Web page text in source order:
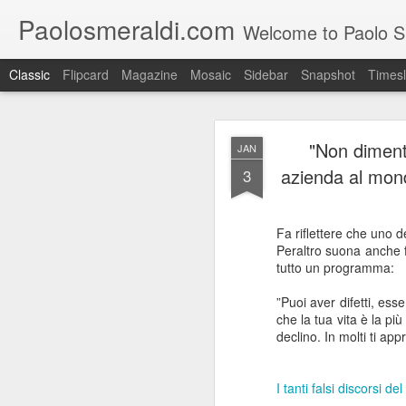
JAN
3
"Non
azienda al
Fa riflettere che uno
Peraltro suona
tutto un programma:
”Puoi aver difetti,
che la tua vita è la
declino. In molti ti
I tanti falsi discorsi
Paolosmeraldi.com Welcome to Paolo
Classic Flipcard Magazine Mosaic Sidebar Snapshot
Consiglio